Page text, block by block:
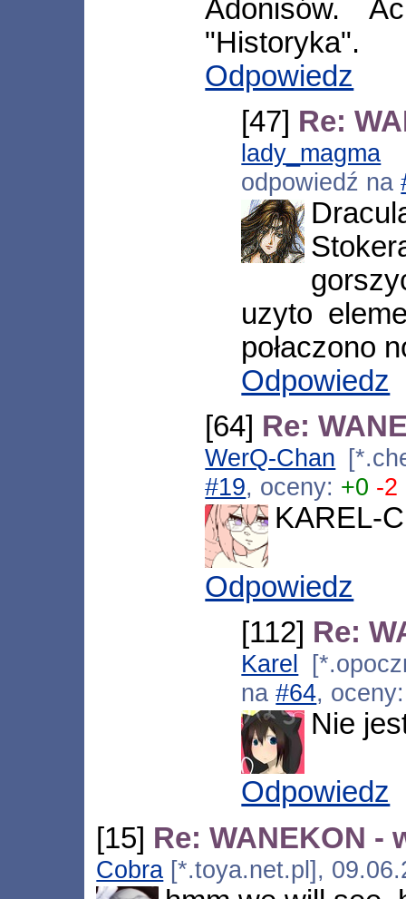
Adonisów.
"Historyka".
Odpowiedz
[47] Re:
lady_magma
odpowiedź na
uzyto
połaczono
Odpowiedz
[64] Re:
WerQ-Chan
#19, oceny: +0 -2
KAREL-
Odpowiedz
[112] Re:
Karel
na#64,
Nie
Odpowiedz
[15] Re: WANEKON -
Cobra [*.toya.net.pl],